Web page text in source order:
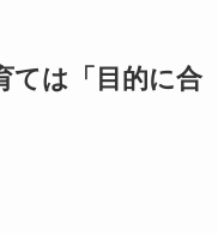
ては「目的に合